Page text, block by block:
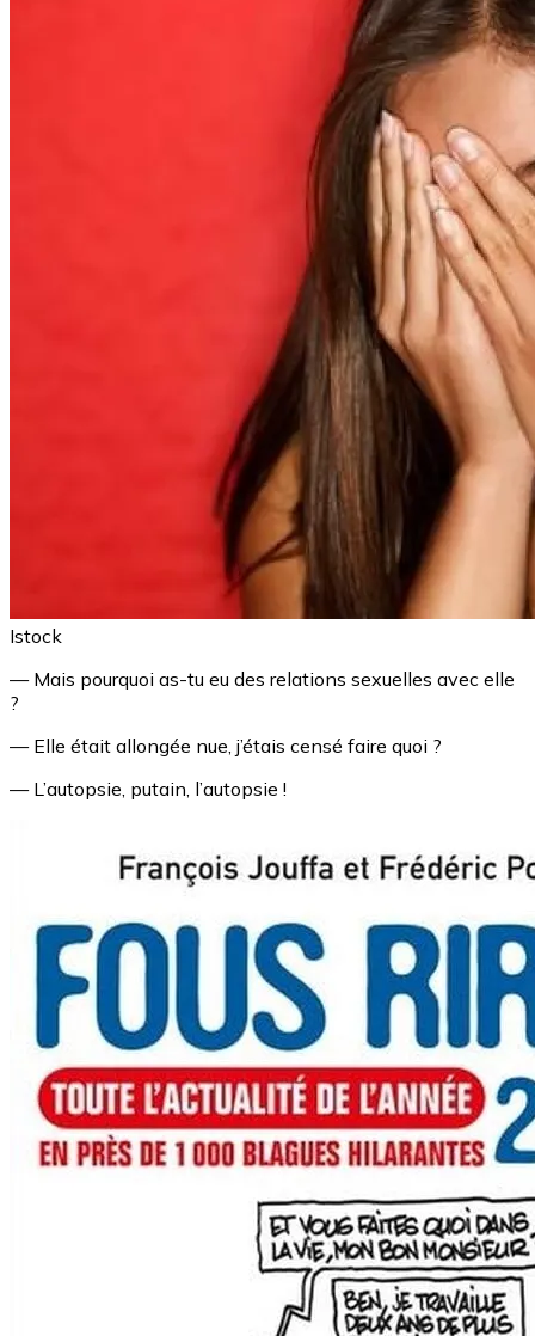
Istock
— Mais pourquoi as-tu eu des relations sexuelles avec elle
?
— Elle était allongée nue, j’étais censé faire quoi ?
— L’autopsie, putain, l’autopsie !